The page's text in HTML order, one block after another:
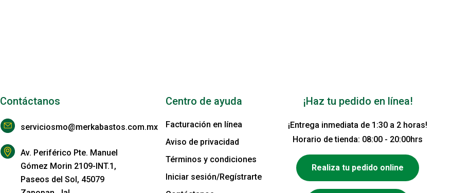
Contáctanos
serviciosmo@merkabastos.com.mx
Av. Periférico Pte. Manuel
Gómez Morin 2109-INT.1,
Paseos del Sol, 45079
Centro de ayuda
Facturación en línea
Aviso de privacidad
Términos y condiciones
Iniciar sesión/Regístrarte
¡Haz tu pedido en línea!
¡Entrega inmediata de 1:30 a 2 horas!
Horario de tienda: 08:00 - 20:00hrs
Realiza tu pedido online